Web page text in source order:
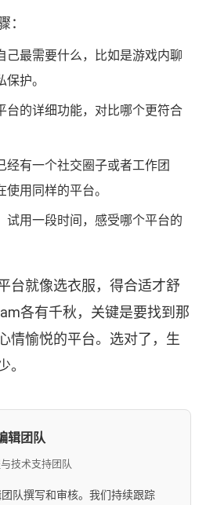
：
己最需要什么，比如是游戏内聊
护。
台的详细功能，对比哪个更符合
经有一个社交圈子或者工作团
用同样的平台。
试用一段时间，感受哪个平台的
台就像选衣服，得合适才舒
各有千秋，关键是要找到那
情愉悦的平台。选对了，生
。
辑团队
技术支持团队
队撰写和审核。我们持续跟踪